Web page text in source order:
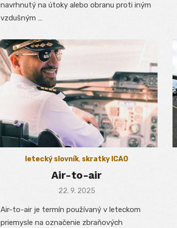
navrhnutý na útoky alebo obranu proti iným
vzdušným …
letecký slovník, skratky ICAO
Air-to-air
Posted
22. 9. 2025
Air-to-air je termín používaný v leteckom
priemysle na označenie zbraňových